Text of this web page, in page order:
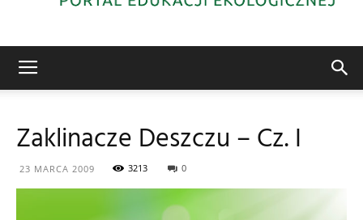
Zaklinacze Deszczu – Cz. I
23 MARCA 2009 3213 0